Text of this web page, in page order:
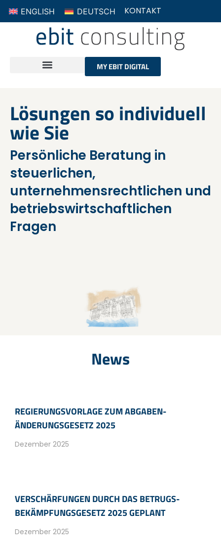
KONTAKT
ENGLISH DEUTSCH
MY EBIT DIGITAL
Lösungen so individuell
wie Sie
Persönliche Beratung in
steuerlichen,
unternehmensrechtlichen und
betriebswirtschaftlichen
Fragen
News
REGIERUNGSVORLAGE ZUM ABGABEN­
ÄNDERUNGS­GESETZ 2025
Dezember 2025
VERSCHÄRFUNGEN DURCH DAS BETRUGS­
BEKÄMPFUNGS­GESETZ 2025 GEPLANT
Dezember 2025